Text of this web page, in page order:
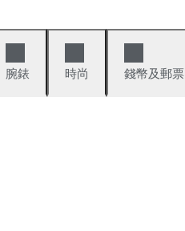
腕錶 時尚 錢幣及郵票